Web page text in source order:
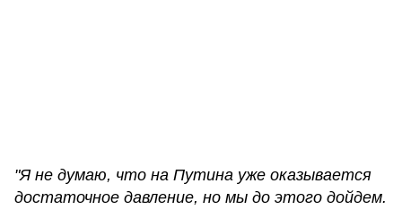
"Я не думаю, что на Путина уже оказывается
достаточное давление, но мы до этого дойдем.